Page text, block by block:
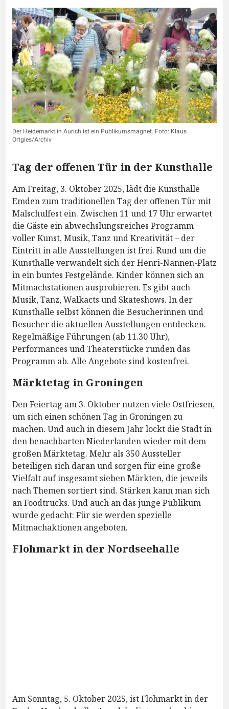
Der Heidemarkt in Aurich ist ein Publikumsmagnet. Foto: Klaus
Ortgies/Archiv
Tag der offenen Tür in der Kunsthalle
Am Freitag, 3. Oktober 2025, lädt die Kunsthalle
Emden zum traditionellen Tag der offenen Tür mit
Malschulfest ein. Zwischen 11 und 17 Uhr erwartet
die Gäste ein abwechslungsreiches Programm
voller Kunst, Musik, Tanz und Kreativität – der
Eintritt in alle Ausstellungen ist frei. Rund um die
Kunsthalle verwandelt sich der Henri-Nannen-Platz
in ein buntes Festgelände. Kinder können sich an
Mitmachstationen ausprobieren. Es gibt auch
Musik, Tanz, Walkacts und Skateshows. In der
Kunsthalle selbst können die Besucherinnen und
Besucher die aktuellen Ausstellungen entdecken.
Regelmäßige Führungen (ab 11.30 Uhr),
Performances und Theaterstücke runden das
Programm ab. Alle Angebote sind kostenfrei.
Märktetag in Groningen
Den Feiertag am 3. Oktober nutzen viele Ostfriesen,
um sich einen schönen Tag in Groningen zu
machen. Und auch in diesem Jahr lockt die Stadt in
den benachbarten Niederlanden wieder mit dem
großen Märktetag. Mehr als 350 Aussteller
beteiligen sich daran und sorgen für eine große
Vielfalt auf insgesamt sieben Märkten, die jeweils
nach Themen sortiert sind. Stärken kann man sich
an Foodtrucks. Und auch an das junge Publikum
wurde gedacht: Für sie werden spezielle
Mitmachaktionen angeboten.
Flohmarkt in der Nordseehalle
Am Sonntag, 5. Oktober 2025, ist Flohmarkt in der